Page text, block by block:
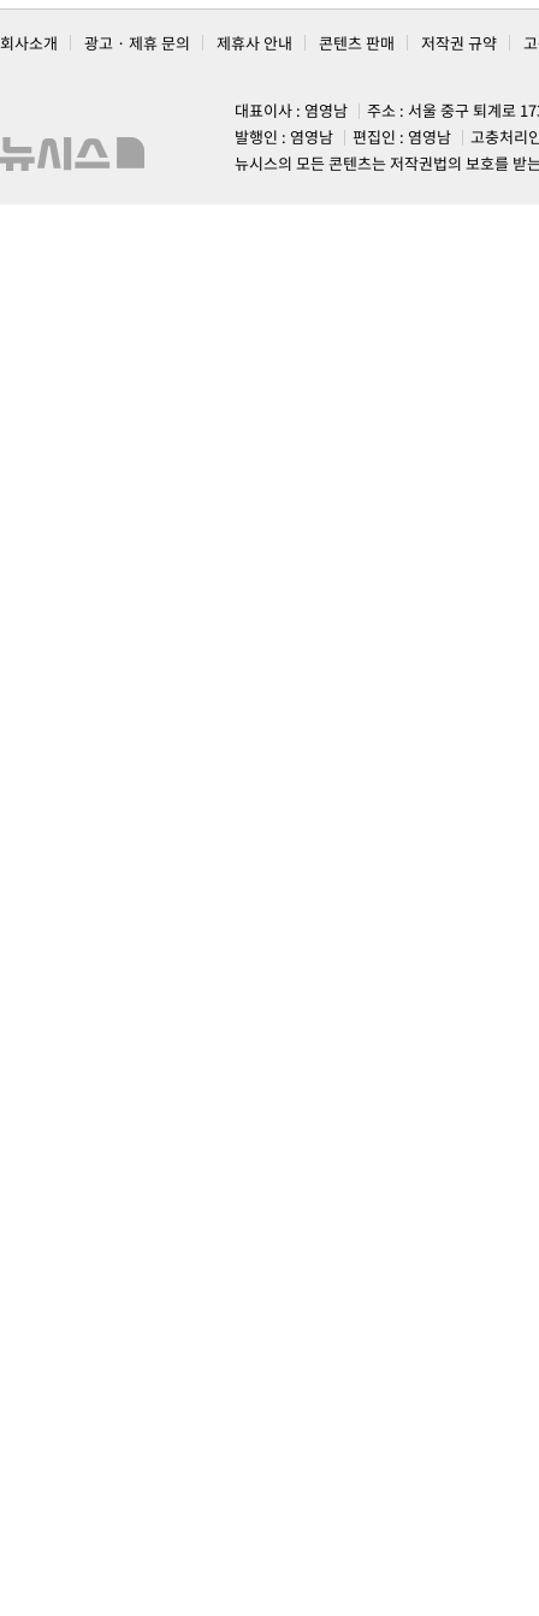
회사소개 광고 · 제휴 문의 제휴사 안내 콘텐츠 판매 저작권 규약
대표이사 : 염영남
주소 : 서울 중구 퇴계로
발행인 : 염영남
편집인 : 염영남
고충처리
뉴시스의 모든 콘텐츠는 저작권법의 보호를